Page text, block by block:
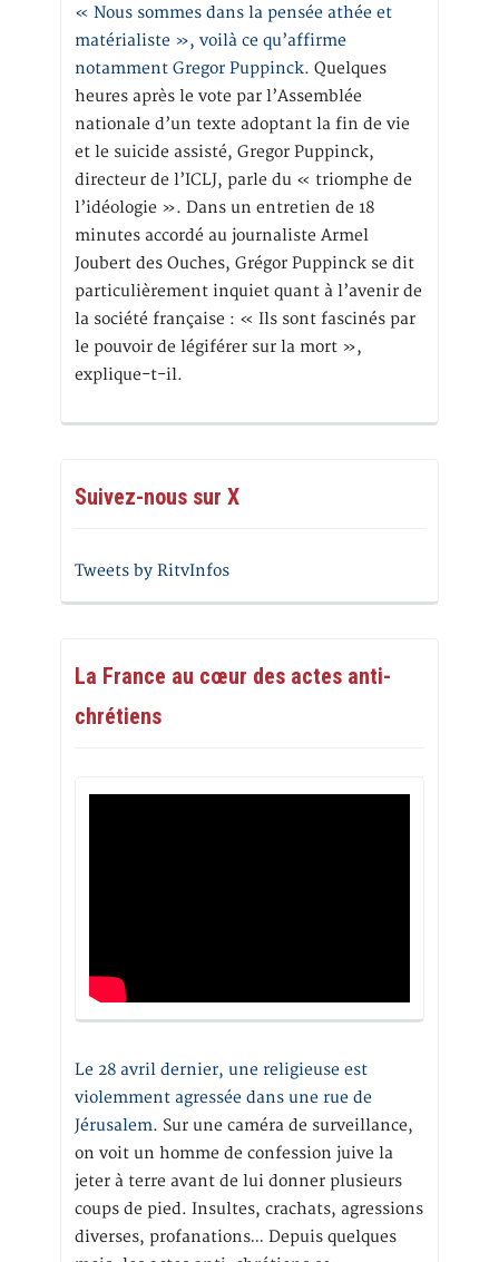
« Nous sommes dans la pensée athée et
matérialiste », voilà ce qu’affirme
notamment Gregor Puppinck. Quelques
heures après le vote par l’Assemblée
nationale d’un texte adoptant la fin de vie
et le suicide assisté, Gregor Puppinck,
directeur de l’ICLJ, parle du « triomphe de
l’idéologie ». Dans un entretien de 18
minutes accordé au journaliste Armel
Joubert des Ouches, Grégor Puppinck se dit
particulièrement inquiet quant à l’avenir de
la société française : « Ils sont fascinés par
le pouvoir de légiférer sur la mort »,
explique-t-il.
Suivez-nous sur X
Tweets by RitvInfos
La France au cœur des actes anti-
chrétiens
Le 28 avril dernier, une religieuse est
violemment agressée dans une rue de
Jérusalem. Sur une caméra de surveillance,
on voit un homme de confession juive la
jeter à terre avant de lui donner plusieurs
coups de pied. Insultes, crachats, agressions
diverses, profanations… Depuis quelques